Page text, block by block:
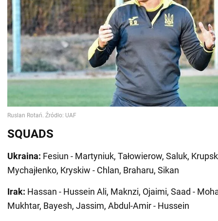
SQUADS
Ukraina: Fesiun - Martyniuk, Tałowierow, Saluk,
Mychajłenko, Kryskiw - Chlan, Braharu, Sikan
Irak: Hassan - Hussein Ali, Maknzi, Ojaimi, Saad -
Mukhtar, Bayesh, Jassim, Abdul-Amir - Hussein